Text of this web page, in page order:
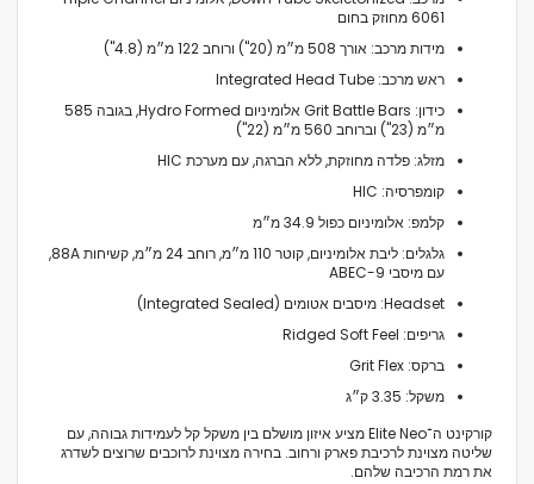
6061 מחוזק בחום
מידות מרכב: אורך ‎508 מ״מ (20") ורוחב ‎122 מ״מ (4.8")
ראש מרכב: Integrated Head Tube
כידון: Grit Battle Bars אלומיניום Hydro Formed, בגובה ‎585
מ״מ (23") וברוחב ‎560 מ״מ (22")
מזלג: פלדה מחוזקת, ללא הברגה, עם מערכת HIC
קומפרסיה: HIC
קלמפ: אלומיניום כפול 34.9 מ״מ
גלגלים: ליבת אלומיניום, קוטר ‎110 מ״מ, רוחב ‎24 מ״מ, קשיחות 88A,
עם מיסבי ABEC-9
Headset: מיסבים אטומים (Integrated Sealed)
גריפים: Ridged Soft Feel
ברקס: Grit Flex
משקל: ‎3.35 ק״ג
קורקינט ה־Elite Neo מציע איזון מושלם בין משקל קל לעמידות גבוהה, עם
שליטה מצוינת לרכיבת פארק ורחוב. בחירה מצוינת לרוכבים שרוצים לשדרג
את רמת הרכיבה שלהם.